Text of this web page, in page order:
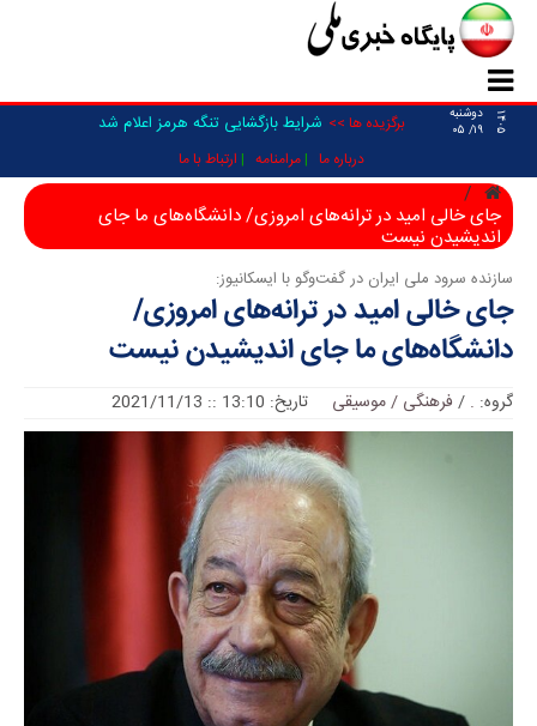
۱۴۰۵
دوشنبه
۱۹/ ۰۵
برگزیده ها >> شرایط بازگشایی تنگه هرمز اعلام شد
درباره ما مرامنامه ارتباط با ما
جای خالی امید در ترانه‌های امروزی/ دانشگاه‌های ما جای
اندیشیدن نیست
سازنده سرود ملی ایران در گفت‌وگو با ایسکانیوز:
جای خالی امید در ترانه‌های امروزی/
دانشگاه‌های ما جای اندیشیدن نیست
گروه: .
/ فرهنگی / موسیقی تاریخ: 13:10 :: 2021/11/13